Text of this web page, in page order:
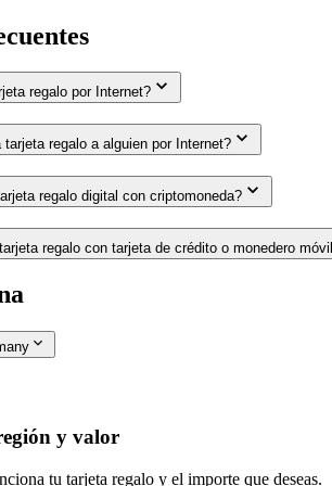
regalo por Internet?
regalo a alguien por Internet?
regalo digital con criptomoneda?
regalo con tarjeta de crédito o monedero
y valor
tu tarjeta regalo y el importe que deseas.